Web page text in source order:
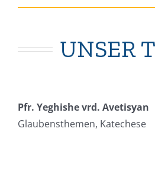
UNSER
Pfr. Yeghishe vrd. Avetisyan
Glaubensthemen, Katechese